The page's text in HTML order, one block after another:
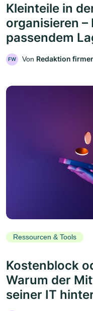
Kleinteile in
organisieren
passendem
FW Von Redaktion
Ressourcen & Tools
Kostenblock
Warum der
seiner IT